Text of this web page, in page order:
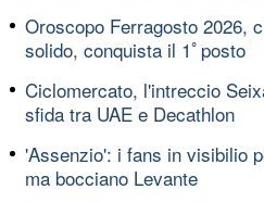
Oroscopo Ferragosto 2026,
solido, conquista il 1ﾟposto
Ciclomercato, l'intreccio
sfida tra UAE e Decathlon
'Assenzio': i fans in visibilio
ma bocciano Levante